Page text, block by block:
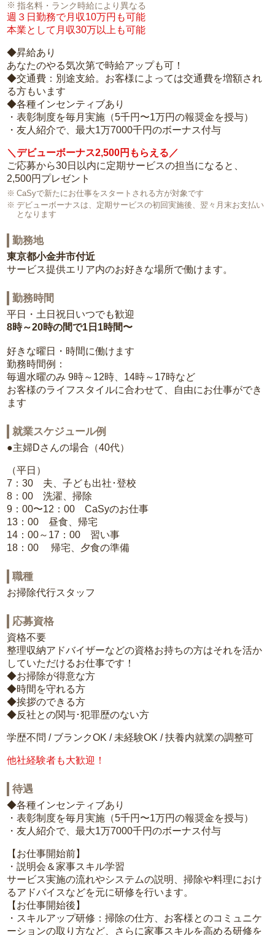
指名料・ランク時給により異なる
週３日勤務で月収10万円も可能
本業として月収30万以上も可能
◆昇給あり
あなたのやる気次第で時給アップも可！
◆交通費：別途支給。お客様によっては交通費を増額され
る方もいます
◆各種インセンティブあり
・表彰制度を毎月実施（5千円〜1万円の報奨金を授与）
・友人紹介で、最大1万7000千円のボーナス付与
＼デビューボーナス2,500円もらえる／
ご応募から30日以内に定期サービスの担当になると、
2,500円プレゼント
CaSyで新たにお仕事をスタートされる方が対象です
デビューボーナスは、定期サービスの初回実施後、翌々月末お支払い
となります
勤務地
東京都小金井市付近
サービス提供エリア内のお好きな場所で働けます。
勤務時間
平日・土日祝日いつでも歓迎
8時～20時の間で1日1時間〜
好きな曜日・時間に働けます
勤務時間例：
毎週水曜のみ 9時～12時、14時～17時など
お客様のライフスタイルに合わせて、自由にお仕事ができ
ます
就業スケジュール例
●主婦Dさんの場合（40代）
（平日）
7：30 夫、子ども出社･登校
8：00 洗濯、掃除
9：00〜12：00 CaSyのお仕事
13：00 昼食、帰宅
14：00～17：00 習い事
18：00 帰宅、夕食の準備
職種
お掃除代行スタッフ
応募資格
資格不要
整理収納アドバイザーなどの資格お持ちの方はそれを活か
していただけるお仕事です！
◆お掃除が得意な方
◆時間を守れる方
◆挨拶のできる方
◆反社との関与･犯罪歴のない方
学歴不問 / ブランクOK / 未経験OK / 扶養内就業の調整可
他社経験者も大歓迎！
待遇
◆各種インセンティブあり
・表彰制度を毎月実施（5千円〜1万円の報奨金を授与）
・友人紹介で、最大1万7000千円のボーナス付与
【お仕事開始前】
・説明会＆家事スキル学習
サービス実施の流れやシステムの説明、掃除や料理におけ
るアドバイスなどを元に研修を行います。
【お仕事開始後】
・スキルアップ研修：掃除の仕方、お客様とのコミュニケ
ーションの取り方など、さらに家事スキルを高める研修を